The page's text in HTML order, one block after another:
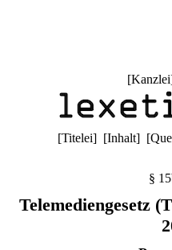
[Kanzlei
[Titelei] [Inhalt] [
§
Telemediengesetz